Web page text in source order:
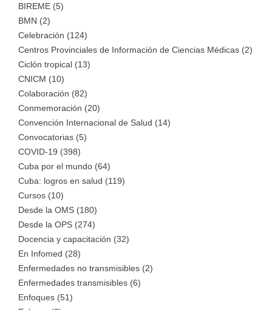
BIREME (5)
BMN (2)
Celebración (124)
Centros Provinciales de Información de Ciencias Médicas (2)
Ciclón tropical (13)
CNICM (10)
Colaboración (82)
Conmemoración (20)
Convención Internacional de Salud (14)
Convocatorias (5)
COVID-19 (398)
Cuba por el mundo (64)
Cuba: logros en salud (119)
Cursos (10)
Desde la OMS (180)
Desde la OPS (274)
Docencia y capacitación (32)
En Infomed (28)
Enfermedades no transmisibles (2)
Enfermedades transmisibles (6)
Enfoques (51)